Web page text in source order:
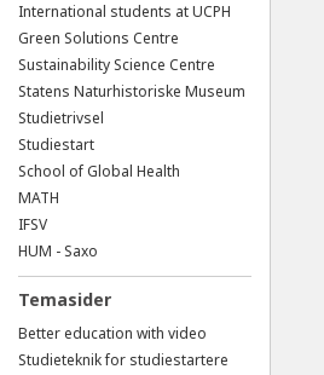
International students at UCPH
Green Solutions Centre
Sustainability Science Centre
Statens Naturhistoriske Museum
Studietrivsel
Studiestart
School of Global Health
MATH
IFSV
HUM - Saxo
Temasider
Better education with video
Studieteknik for studiestartere